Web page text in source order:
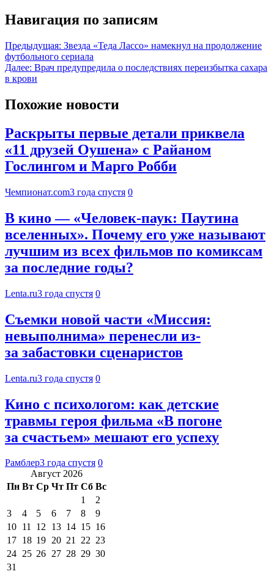
Навигация по записям
Предыдущая: Звезда «Теда Лассо» намекнул на продолжение
футбольного сериала
Далее: Врач предупредила о последствиях переизбытка сахара
в крови
Похожие новости
Раскрыты первые детали приквела
«11 друзей Оушена» с Райаном
Гослингом и Марго Робби
Чемпионат.com3 года спустя 0
В кино — «Человек-паук: Паутина
вселенных». Почему его уже называют
лучшим из всех фильмов по комиксам
за последние годы?
Lenta.ru3 года спустя 0
Съемки новой части «Миссия:
невыполнима» перенесли из-
за забастовки сценаристов
Lenta.ru3 года спустя 0
Кино с психологом: как детские
травмы героя фильма «В погоне
за счастьем» мешают его успеху
Рамблер3 года спустя 0
Август 2026
Пн Вт Ср Чт Пт Сб Вс
1
2
3
4 5 6 7 8
9
10 11 12 13 14 15 16
17 18 19 20 21 22 23
24 25 26 27 28 29 30
31